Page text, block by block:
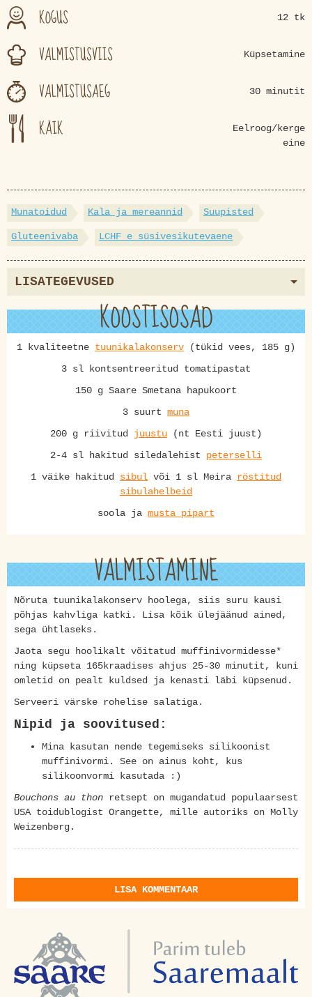
KOGUS 12 tk
VALMISTUSVIIS Küpsetamine
VALMISTUSAEG 30 minutit
KÄIK
Eelroog/kerge
eine
Munatoidud Kala ja mereannid Suupisted
Gluteenivaba LCHF e süsivesikutevaene
LISATEGEVUSED
KOOSTISOSAD
1 kvaliteetne tuunikalakonserv (tükid vees, 185 g)
3 sl kontsentreeritud tomatipastat
150 g Saare Smetana hapukoort
3 suurt muna
200 g riivitud juustu (nt Eesti juust)
2-4 sl hakitud siledalehist peterselli
1 väike hakitud sibul või 1 sl Meira röstitud
sibulahelbeid
soola ja musta pipart
VALMISTAMINE
Nõruta tuunikalakonserv hoolega, siis suru kausi
põhjas kahvliga katki. Lisa kõik ülejäänud ained,
sega ühtlaseks.
Jaota segu hoolikalt võitatud muffinivormidesse*
ning küpseta 165kraadises ahjus 25-30 minutit, kuni
omletid on pealt kuldsed ja kenasti läbi küpsenud.
Serveeri värske rohelise salatiga.
Nipid ja soovitused:
Mina kasutan nende tegemiseks silikoonist
muffinivormi. See on ainus koht, kus
silikoonvormi kasutada :)
Bouchons au thon retsept on mugandatud populaarsest
USA toidublogist Orangette, mille autoriks on Molly
Weizenberg.
LISA KOMMENTAAR